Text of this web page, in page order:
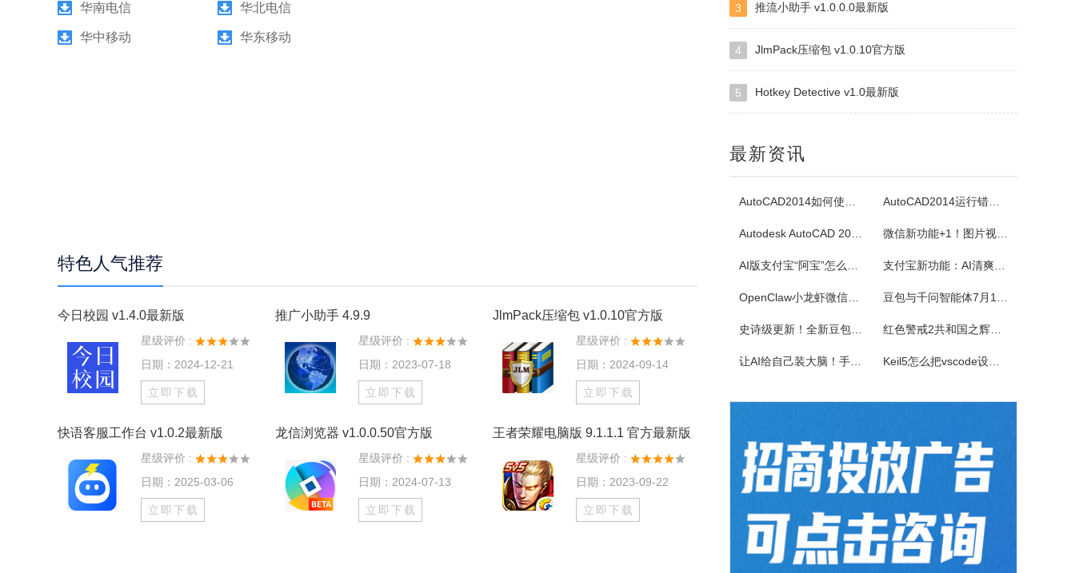
华南电信 华北电信
华中移动 华东移动
特色人气推荐
今日校园 v1.4.0最新版
星级评价 :
日期：2024-12-21
立即下载
推广小助手 4.9.9
星级评价 :
日期：2023-07-18
立即下载
JlmPack压缩包 v1.0.10官方版
星级评价 :
日期：2024-09-14
立即下载
快语客服工作台 v1.0.2最新版
星级评价 :
日期：2025-03-06
立即下载
龙信浏览器 v1.0.0.50官方版
星级评价 :
日期：2024-07-13
立即下载
王者荣耀电脑版 9.1.1.1 官方最新版
星级评价 :
日期：2023-09-22
立即下载
白金岛掼蛋
《腾讯桌球》真人实时对战桌球手游，还原现实桌球玩法-8球、斯诺克、9球、血流玩法，简单流行的操作方式，绚丽的动画特效，配以真实的物理参数，精准的进球，激动人心的赛事。游戏设有1V1匹配、3人欢乐场、8人锦标赛、斯诺克、9球玩法、血流等玩法，玩家可以自由选择参与，并用自己精湛的技巧来获得丰厚的奖金。尖...
《超级台球大师》是一款能成为荣耀王者的桌球游戏，排位赛的玩法真的太！爽！啦！游戏还原了真实的8球和斯诺克玩法，简单易上手的操作方式，真实的物理反馈，配以炫酷的动画特效，加上激动人心的赛事。我们在线上为广大球友准备了一个丰富多彩的桌球竞技世界。
佳能Canon imageFORCE C5150 驱动
3 推流小助手 v1.0.0.0最新版
4 JlmPack压缩包 v1.0.10官方版
5 Hotkey Detective v1.0最新版
最新资讯
AutoCAD2014如何使用图案填充 AutoCAD2014运行错误怎么办
Autodesk AutoCAD 2014安装教程 微信新功能+1！图片视频合并功能来了
AI版支付宝“阿宝”怎么用？右滑切换方法与内测邀请码获取指南 支付宝新功能：AI清爽版“阿宝”公测！
OpenClaw小龙虾微信接入教程：服务器部署、API Key配置 豆包与千问智能体7月15日下线！附3步完整数据备份与导出教程
史诗级更新！全新豆包视频通话功能来了 红色警戒2共和国之辉快捷键
让AI给自己装大脑！手把手教你学会安装使用Agent Skill Keil5怎么把vscode设置外部编辑器